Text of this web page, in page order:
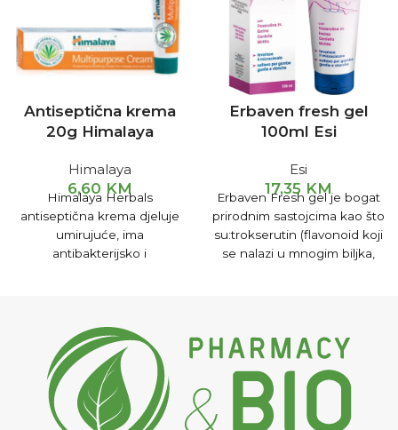
Antiseptična krema
20g Himalaya
Himalaya
6,60 KM
Himalaya Herbals
antiseptična krema djeluje
umirujuće, ima
antibakterijsko i
osipa, čireva i gljivičnih
oboljenja kože. Upotreba:
Kremu nanijeti na oboljelo
mjesto 2-3 puta na dan.
Pakovanje: 20 g.
Erbaven fresh gel
100ml Esi
Esi
17,35 KM
Erbaven Fresh gel je bogat
prirodnim sastojcima kao što
su:trokserutin (flavonoid koji
se nalazi u mnogim biljka,